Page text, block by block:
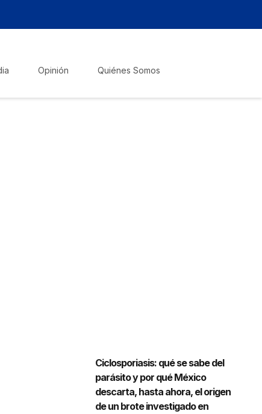
Opinión Quiénes Somos
Ciclosporiasis: qué se sabe del
parásito y por qué México
descarta, hasta ahora, el origen
de un brote investigado en